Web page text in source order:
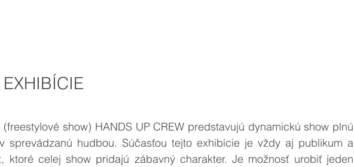
show) HANDS UP CREW predstavujú dynamickú show plnú
sprevádzanú hudbou. Súčasťou tejto exhibície je vždy aj publikum a
ktoré celej show pridajú zábavný charakter. Je možnosť urobiť jeden